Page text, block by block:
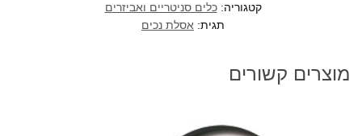
קטגוריה:כלים סניטריים ואביזרים
תגית: אסלת נכים
מוצרים קשורים